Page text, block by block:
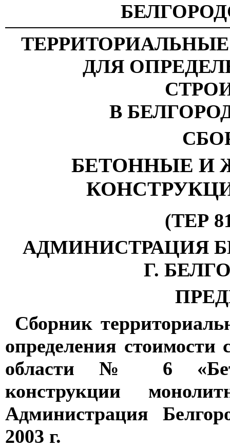
ДЛЯ
В
БЕТОННЫЕ И
(ТЕР
АДМИНИСТРАЦИЯ
Г.
Сборник
определения стоимости
области № 6
конструкции
Администрация
2003 г.